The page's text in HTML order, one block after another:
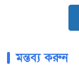
মন্তব্য করুন